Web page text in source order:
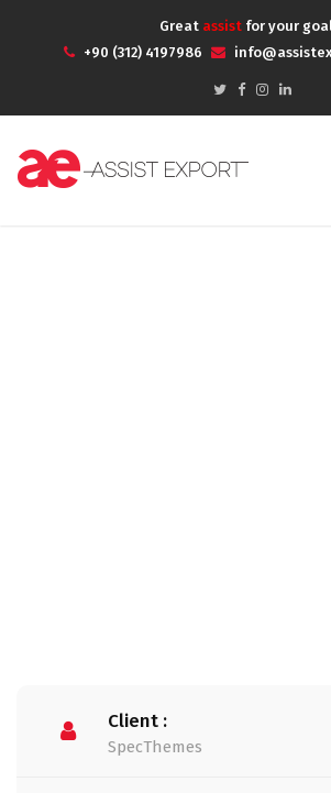
Great assist for your
+90 (312) 4197986
Client :
SpecThemes